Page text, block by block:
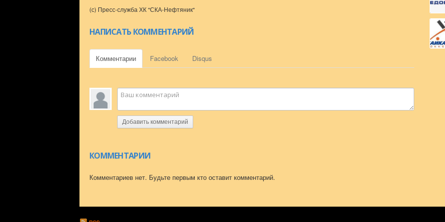
(с) Пресс-служба ХК "СКА-Нефтяник"
НАПИСАТЬ КОММЕНТАРИЙ
Комментарии Facebook Disqus
Добавить комментарий
КОММЕНТАРИИ
Комментариев нет. Будьте первым кто оставит комментарий.